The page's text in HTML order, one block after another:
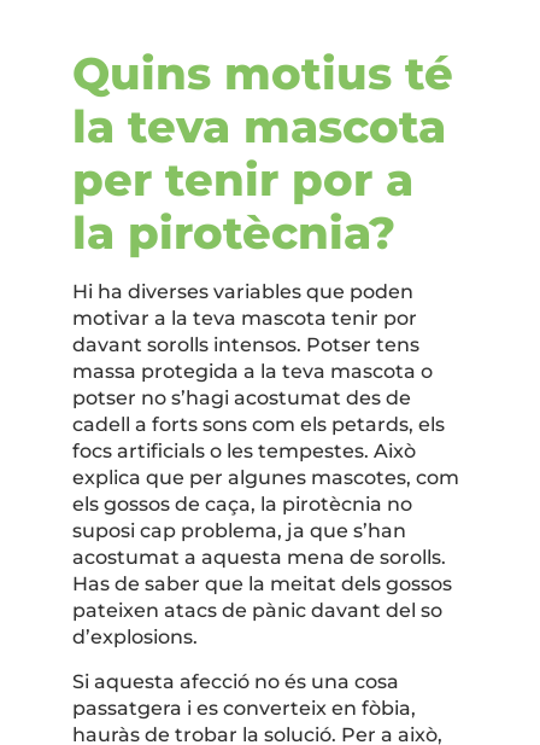
Quins motius té
la teva mascota
per tenir por a
la pirotècnia?
Hi ha diverses variables que poden
motivar a la teva mascota tenir por
davant sorolls intensos. Potser tens
massa protegida a la teva mascota o
potser no s’hagi acostumat des de
cadell a forts sons com els petards, els
focs artificials o les tempestes. Això
explica que per algunes mascotes, com
els gossos de caça, la pirotècnia no
suposi cap problema, ja que s’han
acostumat a aquesta mena de sorolls.
Has de saber que la meitat dels gossos
pateixen atacs de pànic davant del so
d’explosions.
Si aquesta afecció no és una cosa
passatgera i es converteix en fòbia,
hauràs de trobar la solució. Per a això,